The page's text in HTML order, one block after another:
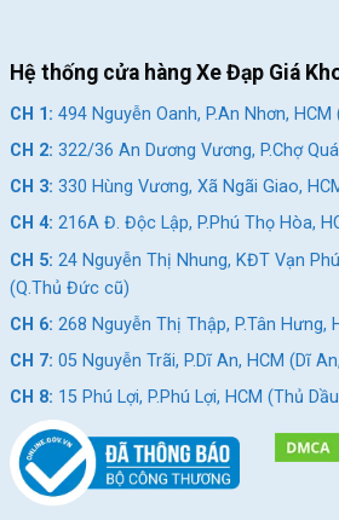
Hệ thống cửa hàng Xe Đạp Giá
CH 1: 494 Nguyễn Oanh, P.An Nhơn,
CH 2: 322/36 An Dương Vương, P.Chợ
CH 3: 330 Hùng Vương, Xã Ngãi Giao,
CH 4: 216A Đ. Độc Lập, P.Phú Thọ Hòa,
CH 5: 24 Nguyễn Thị Nhung, KĐT Vạn
(Q.Thủ Đức cũ)
CH 6: 268 Nguyễn Thị Thập, P.Tân Hưng,
CH 7: 05 Nguyễn Trãi, P.Dĩ An, HCM (Dĩ
CH 8: 15 Phú Lợi, P.Phú Lợi, HCM (Thủ